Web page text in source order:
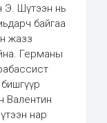
Э. Шүтээн нь
байгаа
жазз
Германы
Валентин
нар